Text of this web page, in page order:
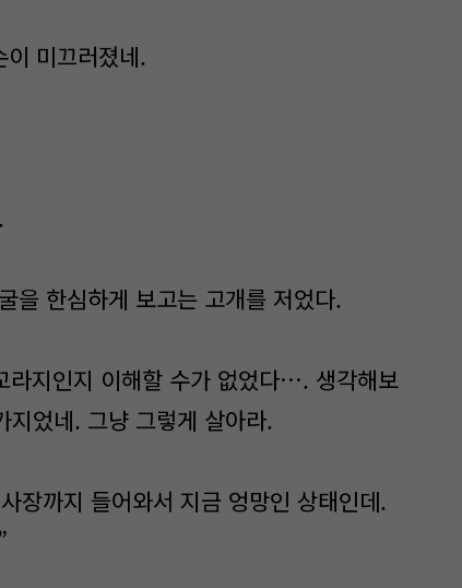
미끄러졌네.
을 한심하게 보고는 고개를 저었다.
라지인지 이해할 수가 없었다…. 생각해보
지었네. 그냥 그렇게 살아라.
장까지 들어와서 지금 엉망인 상태인데.